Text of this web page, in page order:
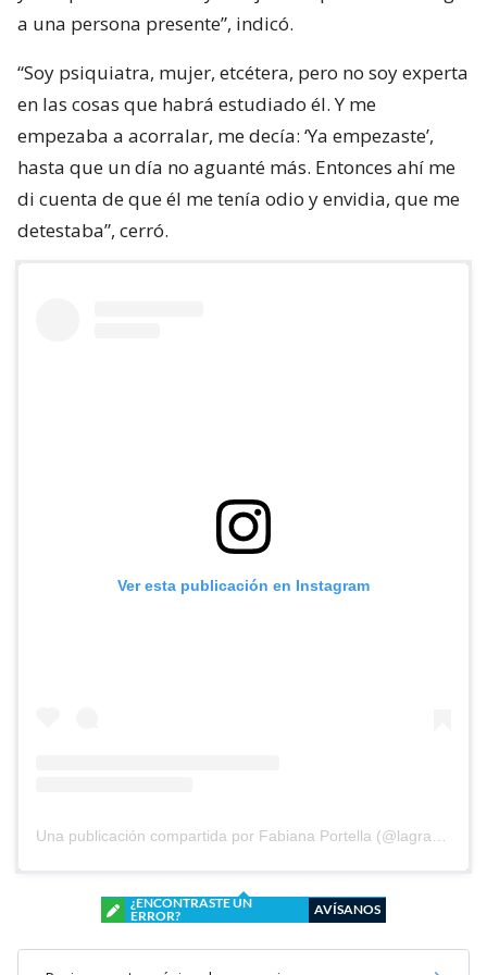
a una persona presente”, indicó.
“Soy psiquiatra, mujer, etcétera, pero no soy experta
en las cosas que habrá estudiado él. Y me
empezaba a acorralar, me decía: ‘Ya empezaste’,
hasta que un día no aguanté más. Entonces ahí me
di cuenta de que él me tenía odio y envidia, que me
detestaba”, cerró.
Ver esta publicación en Instagram
Una publicación compartida por Fabiana Portella (@lagranhermanatv)
¿ENCONTRASTE UN
ERROR?
AVÍSANOS